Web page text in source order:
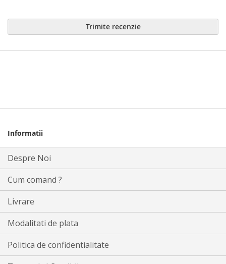
Trimite recenzie
Informatii
Despre Noi
Cum comand ?
Livrare
Modalitati de plata
Politica de confidentialitate